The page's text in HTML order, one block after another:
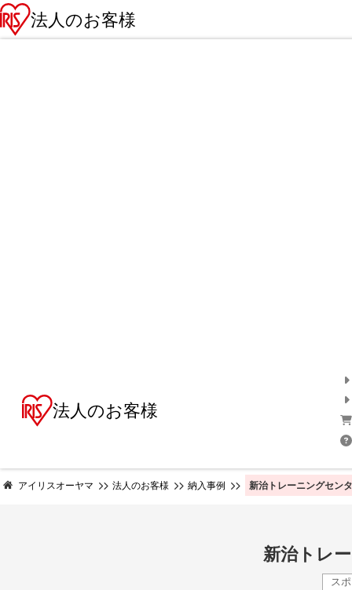
法人のお客様
法人のお客様
アイリスオーヤマ 法人のお客様 納入事例 新治トレーニングセン
新治トレ
ス